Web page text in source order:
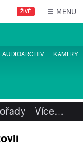
ŽIVĚ MENU
AUDIOARCHIV KAMERY
Více…